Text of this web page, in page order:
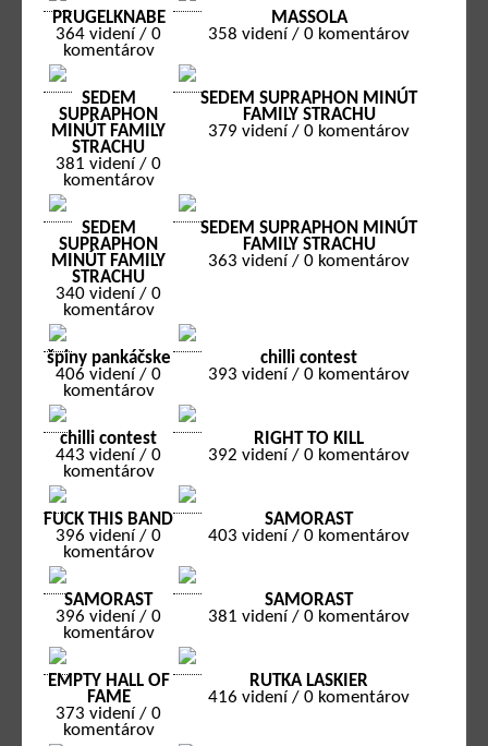
PRUGELKNABE
364 videní / 0
komentárov
MASSOLA
358 videní / 0 komentárov
SEDEM
SUPRAPHON
MINÚT FAMILY
STRACHU
381 videní / 0
komentárov
SEDEM SUPRAPHON MINÚT
FAMILY STRACHU
379 videní / 0 komentárov
SEDEM
SUPRAPHON
MINÚT FAMILY
STRACHU
340 videní / 0
komentárov
SEDEM SUPRAPHON MINÚT
FAMILY STRACHU
363 videní / 0 komentárov
špiny pankáčske
406 videní / 0
komentárov
chilli contest
393 videní / 0 komentárov
chilli contest
443 videní / 0
komentárov
RIGHT TO KILL
392 videní / 0 komentárov
FUCK THIS BAND
396 videní / 0
komentárov
SAMORAST
403 videní / 0 komentárov
SAMORAST
396 videní / 0
komentárov
SAMORAST
381 videní / 0 komentárov
EMPTY HALL OF
FAME
373 videní / 0
komentárov
RUTKA LASKIER
416 videní / 0 komentárov